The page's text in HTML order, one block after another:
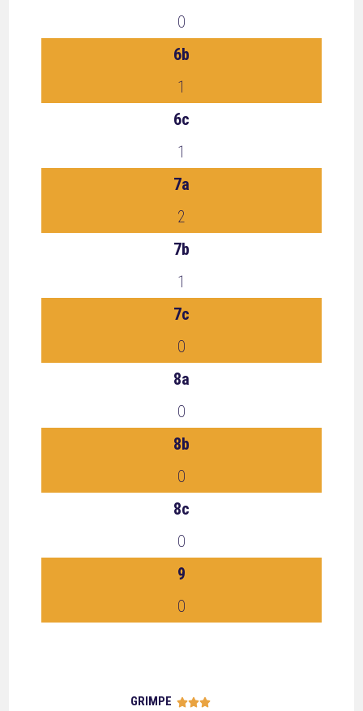
0
6b
1
6c
1
7a
2
7b
1
7c
0
8a
0
8b
0
8c
0
9
0
GRIMPE 